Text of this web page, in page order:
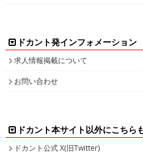
ドカント発インフォメーション
求人情報掲載について
お問い合わせ
ドカント本サイト以外にこちら
ドカント公式 X(旧Twitter)